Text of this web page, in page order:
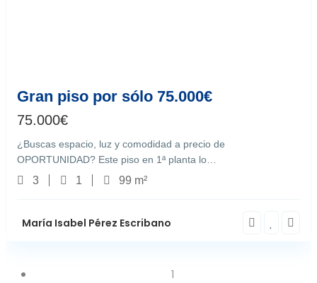
Gran piso por sólo 75.000€
75.000€
¿Buscas espacio, luz y comodidad a precio de
OPORTUNIDAD? Este piso en 1ª planta lo…
3 1 99 m²
María Isabel Pérez Escribano
1